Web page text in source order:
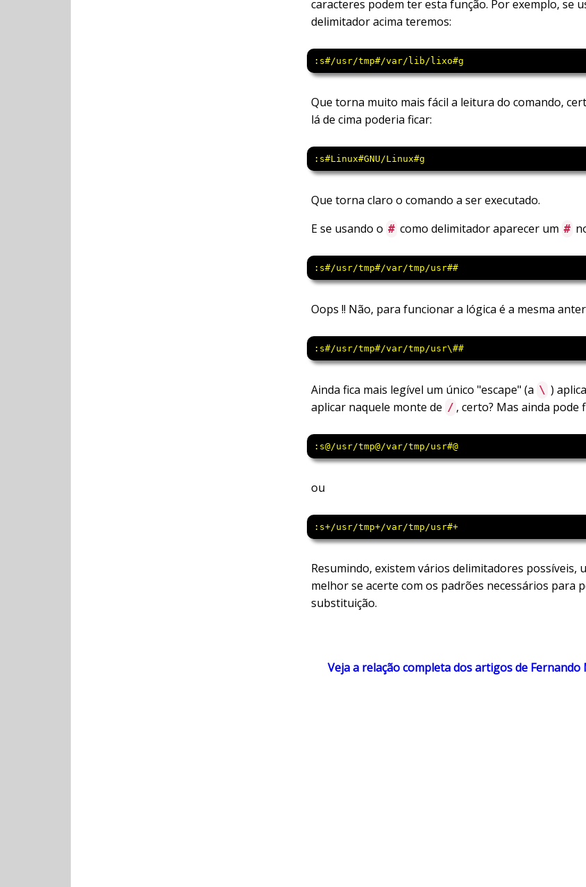
caracteres podem ter esta função. Por exemplo, se
delimitador acima teremos:
:s#/usr/tmp#/var/lib/lixo#g
Que torna muito mais fácil a leitura do comando,
lá de cima poderia ficar:
:s#Linux#GNU/Linux#g
Que torna claro o comando a ser executado.
E se usando o # como delimitador aparecer um #
:s#/usr/tmp#/var/tmp/usr##
Oops !! Não, para funcionar a lógica é a mesma
:s#/usr/tmp#/var/tmp/usr\##
Ainda fica mais legível um único "escape" (a \ )
aplicar naquele monte de / , certo? Mas ainda pode
:s@/usr/tmp@/var/tmp/usr#@
ou
:s+/usr/tmp+/var/tmp/usr#+
Resumindo, existem vários delimitadores possíveis,
melhor se acerte com os padrões necessários para
substituição.
Veja a relação completa dos artigos de Fernando